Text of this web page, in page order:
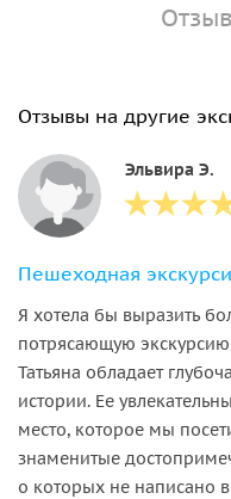
Отзывы на другие
Эльвира Э.
Я хотела бы выразить
потрясающую
Татьяна обладает
истории. Ее
место, которое мы
знаменитые
о которых не написано